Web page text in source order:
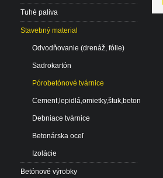
Tuhé paliva
Stavebný material
Odvodňovanie (drenáž, fólie)
Sadrokartón
Pórobetónové tvárnice
Cement,lepidlá,omietky,štuk,beton
Debniace tvárnice
Betonárska oceľ
Izolácie
Betónové výrobky